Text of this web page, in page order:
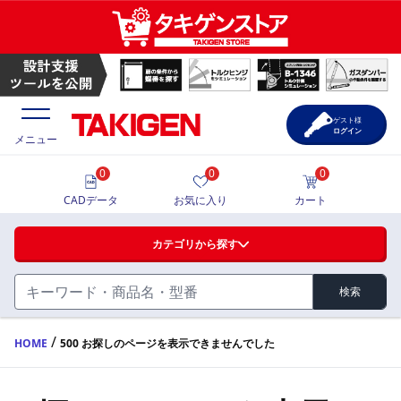
ハンドル・取手・つまみ・周辺機器
FA・A
蝶番・ステー・周辺機器
価格一覧
製品カタログ
メニュー
カテゴリから探す
検索
0
CADデータ
0
お気に入り
0
カート
ゲスト様
ログイン
HOME / 500 お探しのページを表示できませんでした